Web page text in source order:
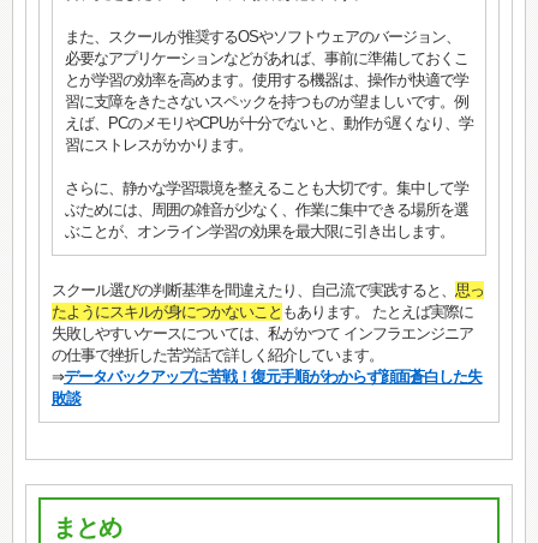
また、スクールが推奨するOSやソフトウェアのバージョン、
必要なアプリケーションなどがあれば、事前に準備しておくこ
とが学習の効率を高めます。使用する機器は、操作が快適で学
習に支障をきたさないスペックを持つものが望ましいです。例
えば、PCのメモリやCPUが十分でないと、動作が遅くなり、学
習にストレスがかかります。
さらに、静かな学習環境を整えることも大切です。集中して学
ぶためには、周囲の雑音が少なく、作業に集中できる場所を選
ぶことが、オンライン学習の効果を最大限に引き出します。
スクール選びの判断基準を間違えたり、自己流で実践すると、 思っ
たようにスキルが身につかないこと もあります。 たとえば実際に
失敗しやすいケースについては、私がかつて インフラエンジニア
の仕事で挫折した苦労話で詳しく紹介しています。
⇒データバックアップに苦戦！復元手順がわからず顔面蒼白した失
敗談
まとめ